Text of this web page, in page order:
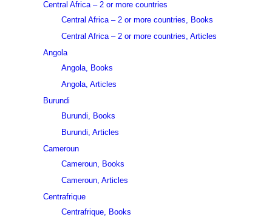
Central Africa – 2 or more countries
Central Africa – 2 or more countries, Books
Central Africa – 2 or more countries, Articles
Angola
Angola, Books
Angola, Articles
Burundi
Burundi, Books
Burundi, Articles
Cameroun
Cameroun, Books
Cameroun, Articles
Centrafrique
Centrafrique, Books